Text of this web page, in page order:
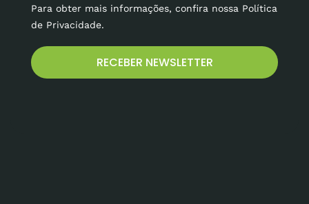
Para obter mais informações, confira nossa Política
de Privacidade.
RECEBER NEWSLETTER